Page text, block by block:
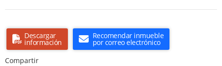
Descargar
información
Recomendar inmueble
por correo electrónico
Compartir